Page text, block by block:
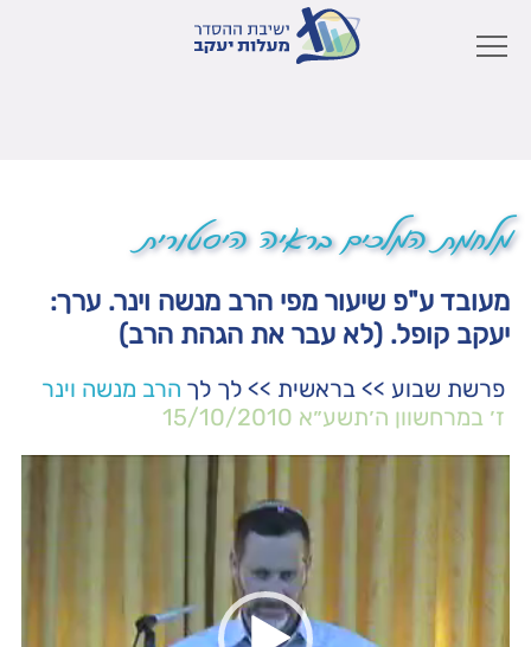
מלחמת המלכים בראיה היסטורית
מעובד ע"פ שיעור מפי הרב מנשה וינר. ערך:
יעקב קופל. (לא עבר את הגהת הרב)
פרשת שבוע >> בראשית >> לך לך הרב מנשה וינר
ז׳ במרחשוון ה׳תשע״א 15/10/2010